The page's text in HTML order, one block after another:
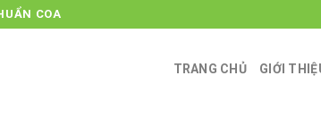
COA
TRANG CHỦ GIỚI